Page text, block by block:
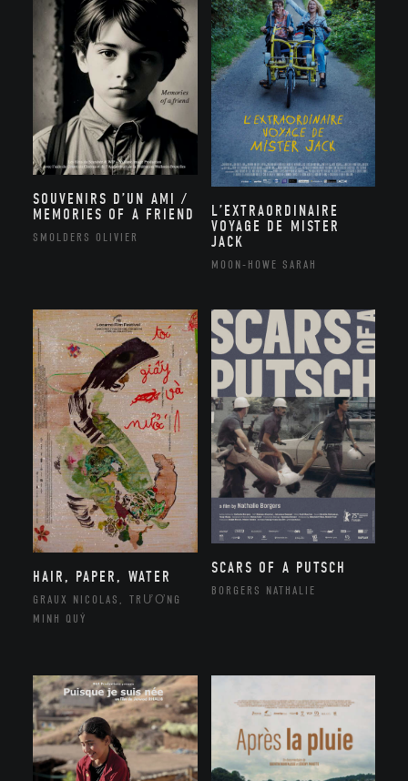
SOUVENIRS D’UN AMI /
MEMORIES OF A FRIEND
SMOLDERS OLIVIER
L’EXTRAORDINAIRE
VOYAGE DE MISTER
JACK
MOON-HOWE SARAH
HAIR, PAPER, WATER
GRAUX NICOLAS, TRƯƠNG
MINH QUÝ
SCARS OF A PUTSCH
BORGERS NATHALIE